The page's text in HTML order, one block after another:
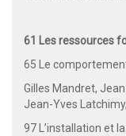
61 Les ressources
65 Le
Gilles Mandret,
Jean-Yves
97 L’installation et